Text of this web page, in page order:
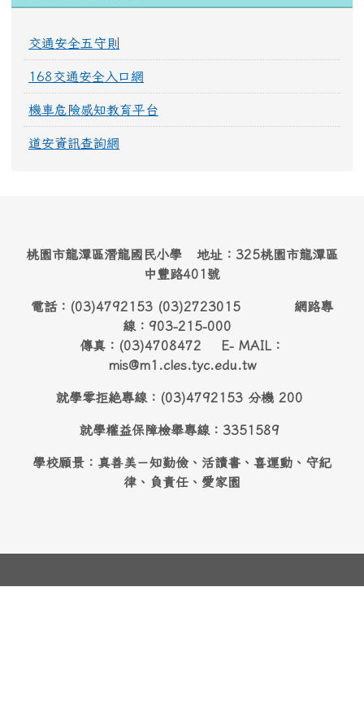
交通安全五守則
168交通安全入口網
機車危險感知教育平台
道安資訊查詢網
桃園市龍潭區潛龍國民小學 地址：325桃園市龍潭區
中豐路401號
電話：(03)4792153 (03)2723015 網路專
線：903-215-000
傳真：(03)4708472 E- MAIL：
mis@m1.cles.tyc.edu.tw
就學零拒絶專線：(03)4792153 分機 200
就學權益保障檢舉專線：3351589
學校願景：真善美－知勤儉、活讀書、喜運動、守紀
律、負責任、愛家園